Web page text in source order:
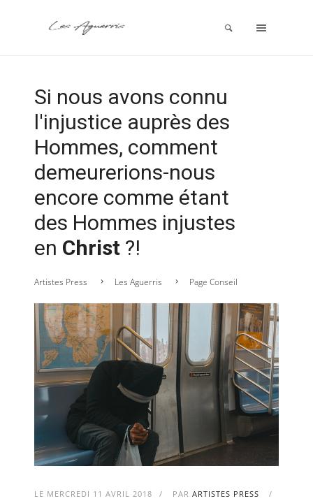
Si nous avons connu
l'injustice auprès des
Hommes, comment
demeurerions-nous
encore comme étant
des Hommes injustes
en Christ ?!
Artistes Press Les Aguerris Page Conseil
LE MERCREDI 11 AVRIL 2018 / PAR ARTISTES PRESS
/